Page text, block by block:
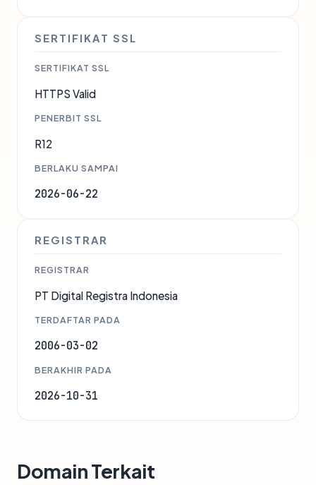
SERTIFIKAT SSL
SERTIFIKAT SSL
HTTPS Valid
PENERBIT SSL
R12
BERLAKU SAMPAI
2026-06-22
REGISTRAR
REGISTRAR
PT Digital Registra Indonesia
TERDAFTAR PADA
2006-03-02
BERAKHIR PADA
2026-10-31
Domain Terkait